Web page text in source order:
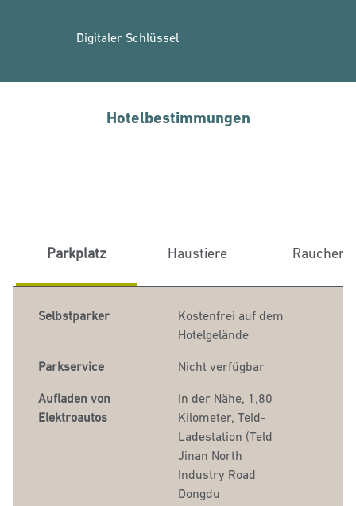
Digitaler Schlüssel
Hotelbestimmungen
Parkplatz Haustiere Raucher
Selbstparker
Kostenfrei auf dem
Hotelgelände
Parkservice Nicht verfügbar
Aufladen von
Elektroautos
In der Nähe, 1,80
Kilometer, Teld-
Ladestation (Teld
Jinan North
Industry Road
Dongdu